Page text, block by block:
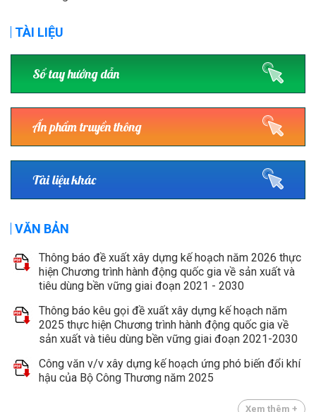
TÀI LIỆU
Sổ tay hướng dẫn
Ấn phẩm truyền thông
Tài liệu khác
VĂN BẢN
Thông báo đề xuất xây dựng kế hoạch năm 2026 thực
hiện Chương trình hành động quốc gia về sản xuất và
tiêu dùng bền vững giai đoạn 2021 - 2030
Thông báo kêu gọi đề xuất xây dựng kế hoạch năm
2025 thực hiện Chương trình hành động quốc gia về
sản xuất và tiêu dùng bền vững giai đoạn 2021-2030
Công văn v/v xây dựng kế hoạch ứng phó biến đổi khí
hậu của Bộ Công Thương năm 2025
Xem thêm +